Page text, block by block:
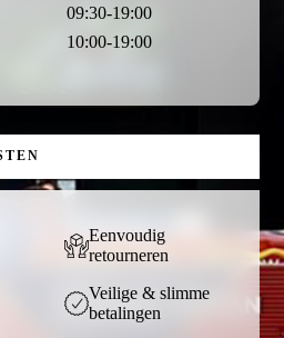
09:30-19:00
10:00-19:00
Eenvoudig
retourneren
Veilige & slimme
betalingen